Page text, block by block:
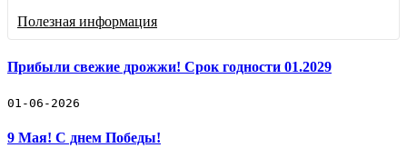
Защита и Лечение
Подкормки
Ферменты
ЯМБ Бактерии
Полезная информация
Прибыли свежие дрожжи! Срок годности 01.2029
01-06-2026
9 Мая! С днем Победы!